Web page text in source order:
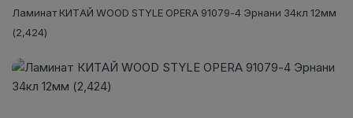
Ламинат КИТАЙ WOOD STYLE OPERA 91079-4 Эрнани 34кл 12мм
(2,424)